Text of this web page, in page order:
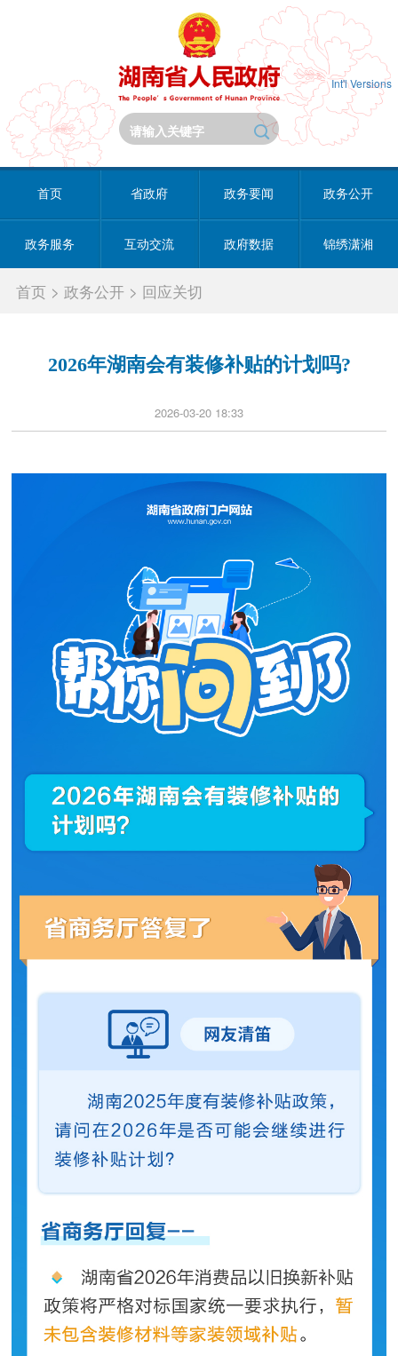
Int'l Versions
首页 省政府 政务要闻 政务公开
政务服务 互动交流 政府数据 锦绣潇湘
首页 >政务公开 > 回应关切
2026年湖南会有装修补贴的计划吗?
2026-03-20 18:33